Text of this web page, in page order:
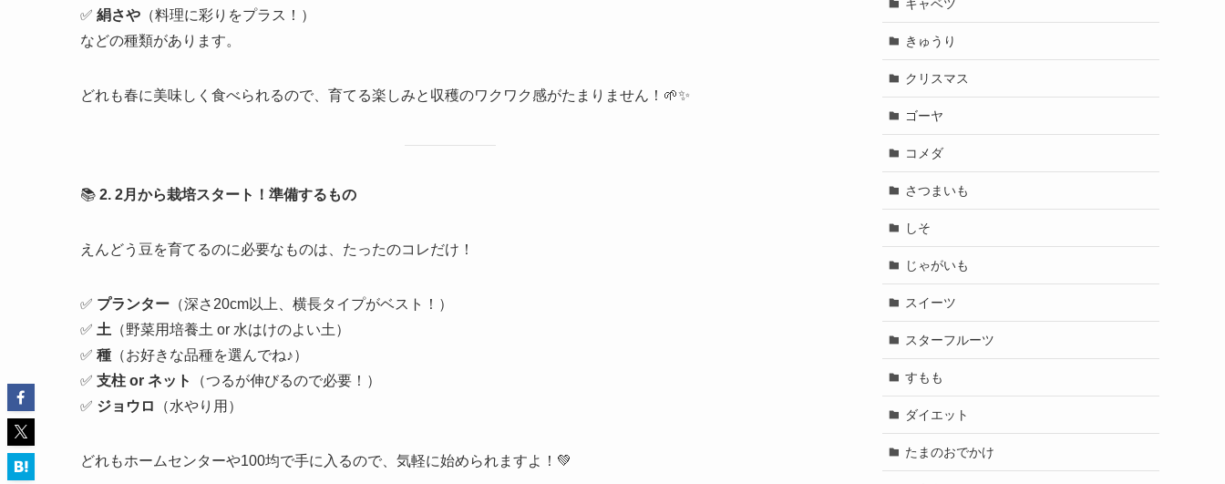
✅ 絹さや （料理に彩りをプラス！）
などの種類があります。
どれも春に美味しく食べられるので、育てる楽しみと収穫のワクワク感がたまりません！🌱✨
📚 2. 2月から栽培スタート！準備するもの
えんどう豆を育てるのに必要なものは、たったのコレだけ！
✅ プランター （深さ20cm以上、横長タイプがベスト！）
✅ 土 （野菜用培養土 or 水はけのよい土）
✅ 種 （お好きな品種を選んでね♪）
✅ 支柱 or ネット
（つるが伸びるので必要！）
✅ ジョウロ （水やり用）
どれもホームセンターや100均で手に入るので、気軽に始められますよ！💚
キャベツ
きゅうり
クリスマス
ゴーヤ
コメダ
さつまいも
しそ
じゃがいも
スイーツ
スターフルーツ
すもも
ダイエット
たまのおでかけ